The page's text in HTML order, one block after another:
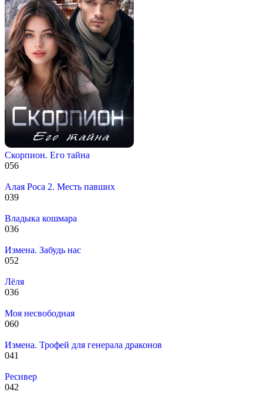
Скорпион. Его тайна
056
Алая Роса 2. Месть павших
039
Владыка кошмара
036
Измена. Забудь нас
052
Лёля
036
Моя несвободная
060
Измена. Трофей для генерала драконов
041
Ресивер
042